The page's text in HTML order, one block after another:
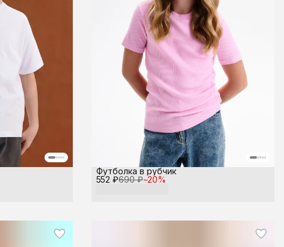
552 ₽690 ₽−20%
Футболка в рубчик